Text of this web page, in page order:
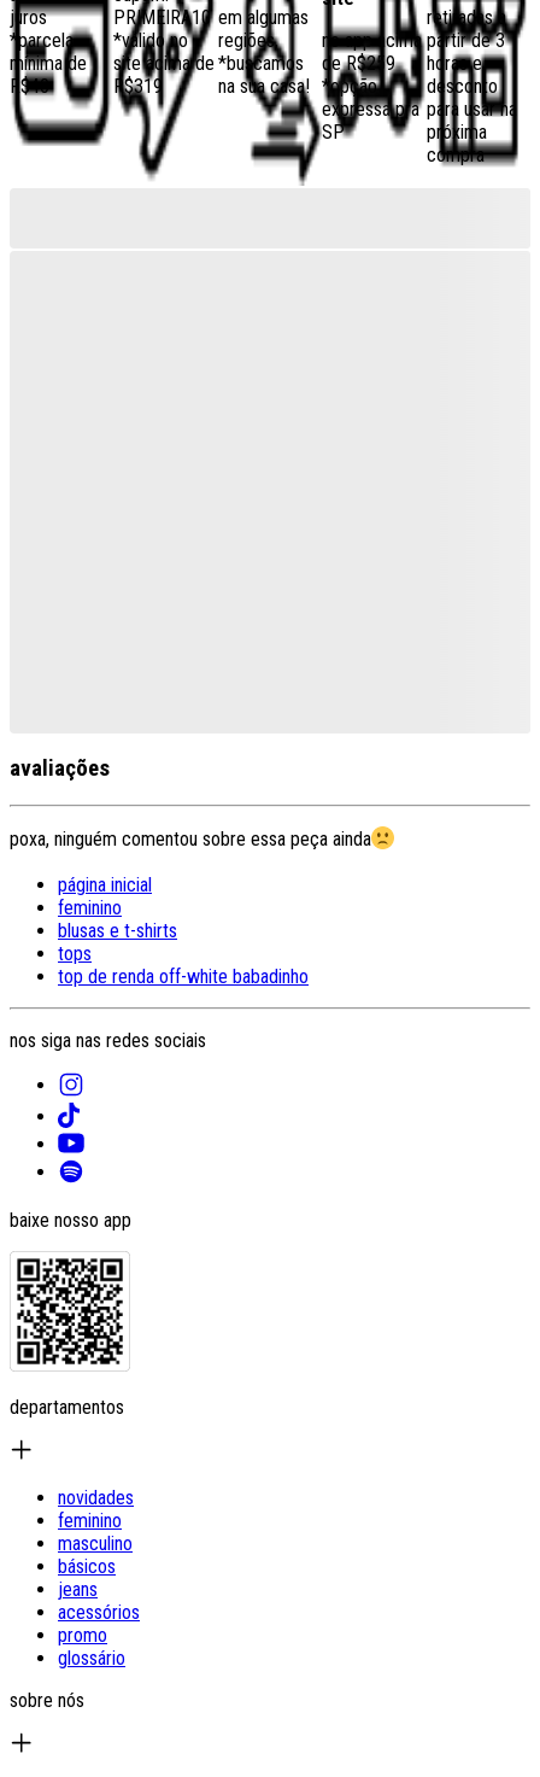
juros
*parcela
mínima de
R$40
PRIMEIRA10
*válido no
site acima de
R$319
em algumas
regiões,
*buscamos
na sua casa!
no app acima
de R$259
*opção
expressa pra
SP
retiradas a
partir de 3
horas e
desconto
para usar na
próxima
compra
avaliações
poxa, ninguém comentou sobre essa peça ainda
página inicial
feminino
blusas e t-shirts
tops
top de renda off-white babadinho
nos siga nas redes sociais
baixe nosso app
departamentos
novidades
feminino
masculino
básicos
jeans
acessórios
promo
glossário
sobre nós